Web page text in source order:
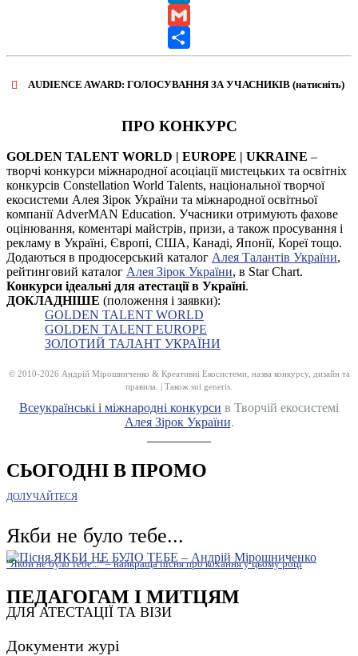
LinkedIn
Gmail
Share
AUDIENCE AWARD: ГОЛОСУВАННЯ ЗА УЧАСНИКІВ (натисніть)
AUDIENCE AWARD
ПРО КОНКУРС
GOLDEN TALENT WORLD | EUROPE | UKRAINE –
творчі конкурси міжнародної асоціації мистецьких та освітніх
конкурсів Constellation World Talents, національної творчої
екосистеми Алея Зірок України та міжнародної освітньої
компанії AdverMAN Education. Учасники отримують фахове
оцінювання, коментарі майстрів, призи, а також просування і
рекламу в Україні, Європі, США, Канаді, Японії, Кореї тощо.
Додаються в продюсерський каталог Алея Талантів України,
рейтинговий каталог Алея Зірок України, в Star Chart.
Конкурси ідеальні для атестації в Україні.
ДОКЛАДНІШЕ (положення і заявки):
GOLDEN TALENT WORLD
GOLDEN TALENT EUROPE
ЗОЛОТИЙ ТАЛАНТ УКРАЇНИ
© 2010-2026 Андрій Мірошниченко & Креативні Екосистеми, назва конкурсу, дизайн та
правила. | Також sui generis.
Всеукраїнські і міжнародні конкурси в Творчій екосистемі
Алея Зірок України.
СЬОГОДНІ В ПРОМО
ДОЛУЧАЙТЕСЯ
Якби не було тебе...
"Якби не було тебе..." – найкраща пісня про кохання у цьому році
ПЕДАГОГАМ І МИТЦЯМ
ДЛЯ АТЕСТАЦІЇ ТА ВІЗИ
Документи журі